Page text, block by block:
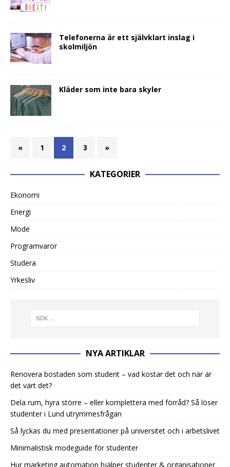
Telefonerna är ett självklart inslag i
skolmiljön
Kläder som inte bara skyler
« 1 2 3 »
KATEGORIER
Ekonomi
Energi
Mode
Programvaror
Studera
Yrkesliv
NYA ARTIKLAR
Renovera bostaden som student – vad kostar det och när är
det värt det?
Dela rum, hyra större – eller komplettera med förråd? Så löser
studenter i Lund utrymmesfrågan
Så lyckas du med presentationer på universitet och i arbetslivet
Minimalistisk modeguide för studenter
Hur marketing automation hjälper studenter & organisationer